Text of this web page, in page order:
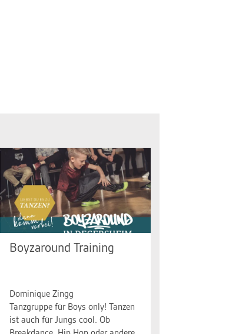
Boyzaround Training
Dominique Zingg
Tanzgruppe für Boys only! Tanzen
ist auch für Jungs cool. Ob